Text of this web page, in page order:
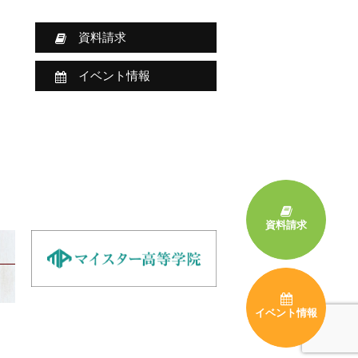
資料請求
イベント情報
資料請求
イベント情報